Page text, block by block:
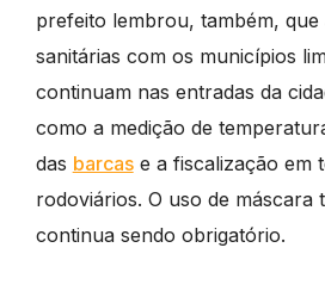
prefeito lembrou, também, que
sanitárias com os municípios
continuam nas entradas da
como a medição de
das barcase a fiscalização em
rodoviários. O uso de máscara
continua sendo obrigatório.